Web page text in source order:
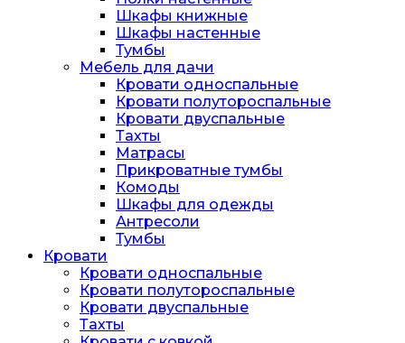
Шкафы книжные
Шкафы настенные
Тумбы
Мебель для дачи
Кровати односпальные
Кровати полутороспальные
Кровати двуспальные
Тахты
Матрасы
Прикроватные тумбы
Комоды
Шкафы для одежды
Антресоли
Тумбы
Кровати
Кровати односпальные
Кровати полутороспальные
Кровати двуспальные
Тахты